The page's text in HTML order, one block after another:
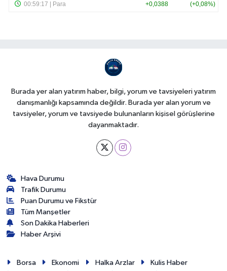
Burada yer alan yatırım haber, bilgi, yorum ve tavsiyeleri yatırım
danışmanlığı kapsamında değildir. Burada yer alan yorum ve
tavsiyeler, yorum ve tavsiyede bulunanların kişisel görüşlerine
dayanmaktadır.
Hava Durumu
Trafik Durumu
Puan Durumu ve Fikstür
Tüm Manşetler
Son Dakika Haberleri
Haber Arşivi
Borsa Ekonomi Halka Arzlar
Kulis Haber